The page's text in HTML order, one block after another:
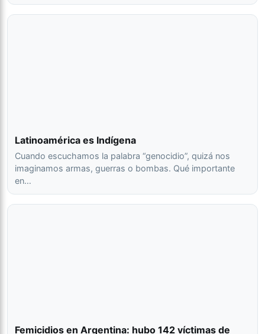
Latinoamérica es Indígena
Cuando escuchamos la palabra “genocidio”, quizá nos
imaginamos armas, guerras o bombas. Qué importante
en…
Femicidios en Argentina: hubo 142 víctimas de